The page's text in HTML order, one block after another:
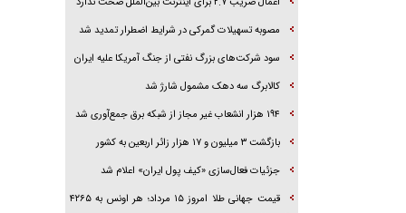
مصوبه تسهیلات گمرکی در شرایط اضطرار تمدید شد
سود شرکت‌های بزرگ نفتی از جنگ آمریکا علیه ایران
کالابرگ سه دهک مشمول شارژ شد
۱۹۴ هزار انشعاب غیر مجاز از شبکه برق جمع‌آوری شد
بازگشت ۳ میلیون و ۱۷ هزار زائر اربعین به کشور
جزئیات فعال‌سازی «کیف پول ایران» اعلام شد
قیمت جهانی طلا امروز ۱۵ مرداد؛ هر اونس به ۴۲۶۵